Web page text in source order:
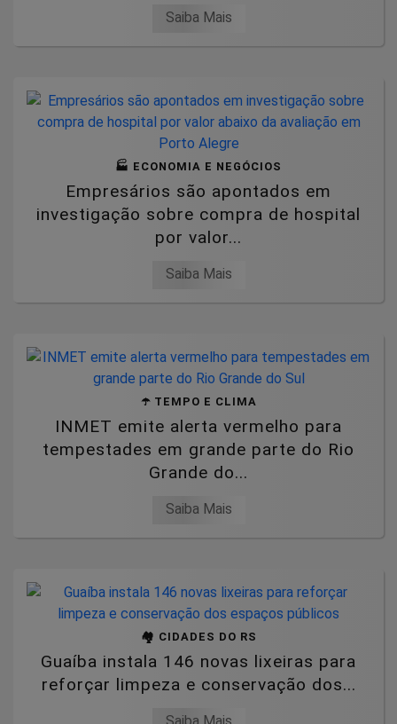
Saiba Mais
🏭 ECONOMIA E NEGÓCIOS
Empresários são apontados em
investigação sobre compra de hospital
por valor...
Saiba Mais
☂️ TEMPO E CLIMA
INMET emite alerta vermelho para
tempestades em grande parte do Rio
Grande do...
Saiba Mais
🏘️ CIDADES DO RS
Guaíba instala 146 novas lixeiras para
reforçar limpeza e conservação dos...